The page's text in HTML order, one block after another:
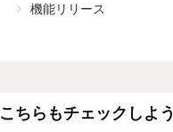
機能リリース
こちらもチェックしよう